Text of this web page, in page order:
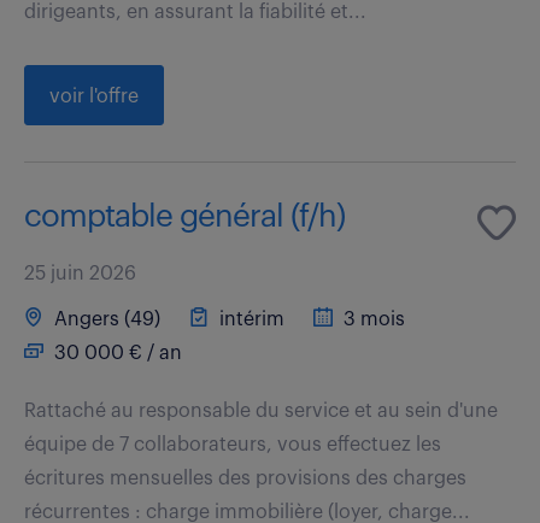
dirigeants, en assurant la fiabilité et...
voir l'offre
comptable général (f/h)
25 juin 2026
Angers (49) intérim
3 mois
30 000 € / an
Rattaché au responsable du service et au sein d'une
équipe de 7 collaborateurs, vous effectuez les
écritures mensuelles des provisions des charges
récurrentes : charge immobilière (loyer, charge...